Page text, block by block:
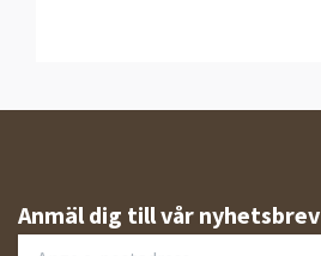
Anmäl dig till vår nyhetsbrev